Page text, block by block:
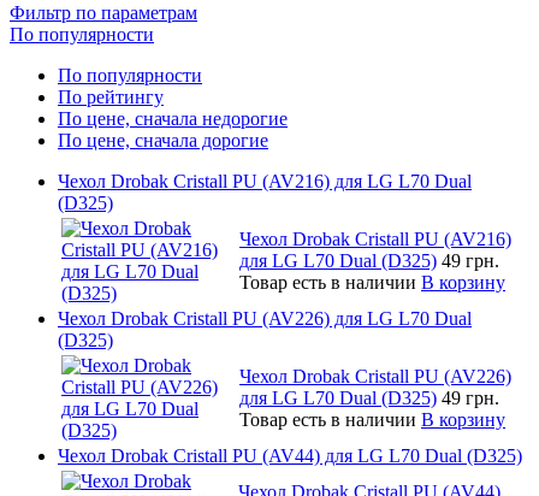
Фильтр по параметрам
По популярности
По популярности
По рейтингу
По цене, сначала недорогие
По цене, сначала дорогие
Чехол Drobak Cristall PU (AV216) для LG L70 Dual
(D325)
Чехол Drobak Cristall PU (AV216)
для LG L70 Dual (D325) 49 грн.
Товар есть в наличии В корзину
Чехол Drobak Cristall PU (AV226) для LG L70 Dual
(D325)
Чехол Drobak Cristall PU (AV226)
для LG L70 Dual (D325) 49 грн.
Товар есть в наличии В корзину
Чехол Drobak Cristall PU (AV44) для LG L70 Dual (D325)
Чехол Drobak Cristall PU (AV44)